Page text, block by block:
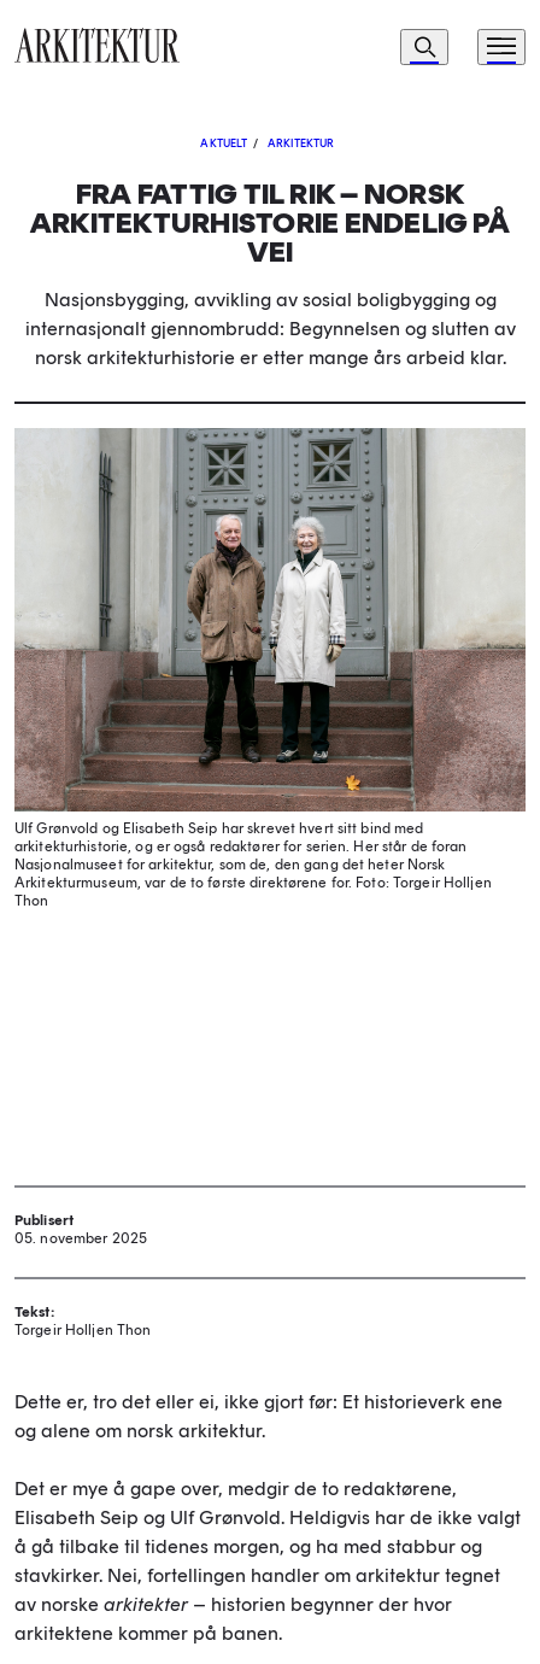
Navigasjon
Søk Meny
AKTUELT / ARKITEKTUR
FRA FATTIG TIL RIK – NORSK
ARKITEKTURHISTORIE ENDELIG PÅ
VEI
Nasjonsbygging, avvikling av sosial boligbygging og
internasjonalt gjennombrudd: Begynnelsen og slutten av
norsk arkitekturhistorie er etter mange års arbeid klar.
Ulf Grønvold og Elisabeth Seip har skrevet hvert sitt bind med
arkitekturhistorie, og er også redaktører for serien. Her står de foran
Nasjonalmuseet for arkitektur, som de, den gang det heter Norsk
Arkitekturmuseum, var de to første direktørene for. Foto: Torgeir Holljen
Thon
Publisert
05. november 2025
Tekst:
Torgeir Holljen Thon
Dette er, tro det eller ei, ikke gjort før: Et historieverk ene
og alene om norsk arkitektur.
Det er mye å gape over, medgir de to redaktørene,
Elisabeth Seip og Ulf Grønvold. Heldigvis har de ikke valgt
å gå tilbake til tidenes morgen, og ha med stabbur og
stavkirker. Nei, fortellingen handler om arkitektur tegnet
av norske arkitekter– historien begynner der hvor
arkitektene kommer på banen.